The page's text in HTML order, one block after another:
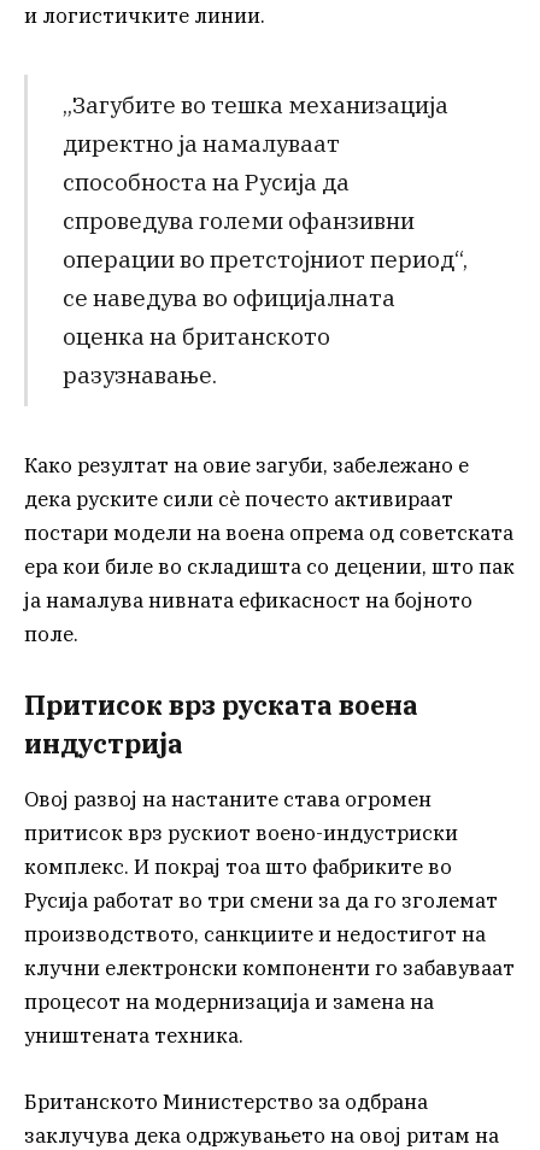
и логистичките линии.
„Загубите во тешка механизација
директно ја намалуваат
способноста на Русија да
спроведува големи офанзивни
операции во претстојниот период“,
се наведува во официјалната
оценка на британското
разузнавање.
Како резултат на овие загуби, забележано е
дека руските сили сè почесто активираат
постари модели на воена опрема од советската
ера кои биле во складишта со децении, што пак
ја намалува нивната ефикасност на бојното
поле.
Притисок врз руската воена
индустрија
Овој развој на настаните става огромен
притисок врз рускиот воено-индустриски
комплекс. И покрај тоа што фабриките во
Русија работат во три смени за да го зголемат
производството, санкциите и недостигот на
клучни електронски компоненти го забавуваат
процесот на модернизација и замена на
уништената техника.
Британското Министерство за одбрана
заклучува дека одржувањето на овој ритам на